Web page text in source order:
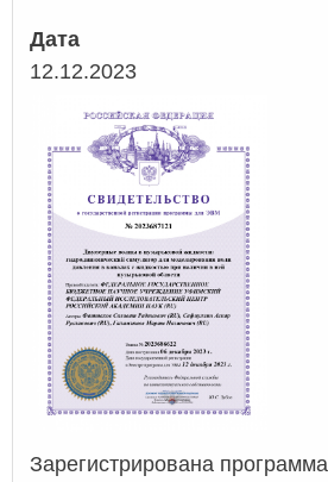
Дата
12.12.2023
Зарегистрирована программа